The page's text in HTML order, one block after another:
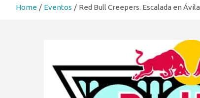
Home Eventos Red Bull Creepers. Escalada en Ávila